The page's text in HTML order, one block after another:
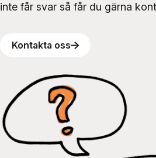
inte får svar så får du gärna
Kontakta oss